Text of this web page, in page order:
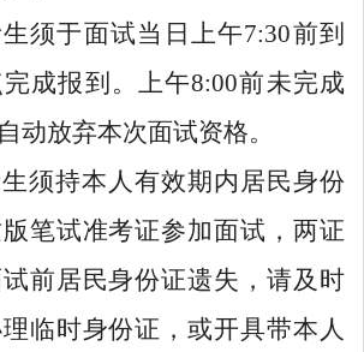
须于面试当日上午7:30前到
成报到。
上午8:00前未完成
动放弃本次面试资格。
须持本人 有效期内 居民身份
笔试准考证参加面试 ，两证
前居民身份证遗失，请及时
临时身份证，或开具带本人